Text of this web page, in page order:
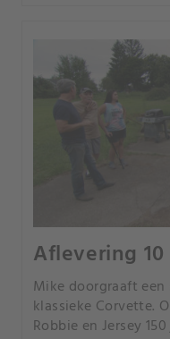
Aflevering
Mike doorgraaft een
klassieke Corvette.
Robbie en Jersey